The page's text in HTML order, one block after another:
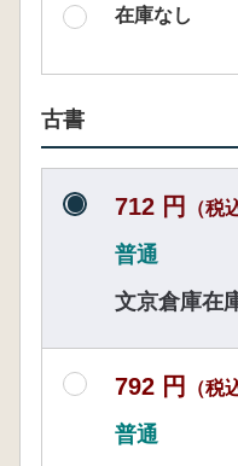
在庫なし
古書
712 円 （税
普通
文京倉庫在
792 円 （税
普通